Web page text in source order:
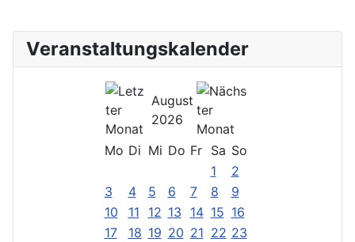
Veranstaltungskalender
August
2026
Mo Di Mi Do Fr Sa So
1
2
3
4 5 6 7 8
9
10
11 12 13 14 15 16
17
18 19 20 21 22 23